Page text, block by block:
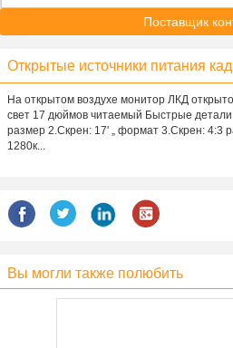
Поставщик
Открытые источники питания
На открытом воздухе монитор ЛКД
свет 17 дюймов читаемый Быстрые
размер 2.Скрен: 17' „ формат 3.Скрен: 4:3
1280к...
Вы могли также полюбить